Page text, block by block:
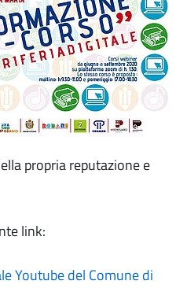
propria reputazione e
link:
Youtube del Comune di